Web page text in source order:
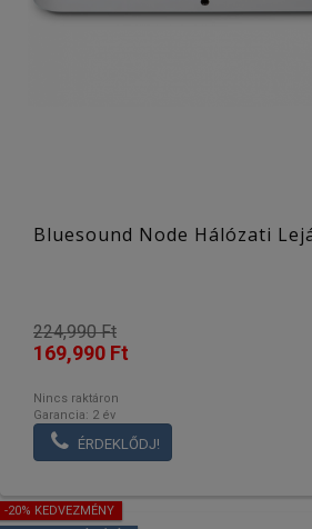
Bluesound Node Hálózati
224,990 Ft
169,990 Ft
Nincs raktáron
Garancia: 2 év
ÉRDEKLŐDJ!
-20% KEDVEZMÉNY